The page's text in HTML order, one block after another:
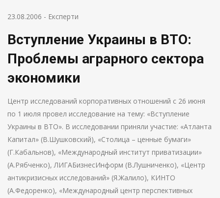
23.08.2006 - Експерти
Вступление Украины в ВТО:
Проблемы аграрного сектора
экономики
Центр исследований корпоративных отношений с 26 июня
по 1 июля провел исследование на тему: «Вступление
Украины в ВТО». В исследовании приняли участие: «Атланта
Капитал» (В.Шушковский), «Столица – ценные бумаги»
(Г.Кабальнов), «Международный институт приватизации»
(А.Рябченко), ЛИГАБизнесИнформ (В.Лушниченко), «Центр
антикризисных исследований» (Я.Жалило), КИНТО
(А.Федоренко), «Международный центр перспективных